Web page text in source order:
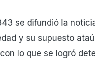
se difundió la
y su supuesto
lo que se logró